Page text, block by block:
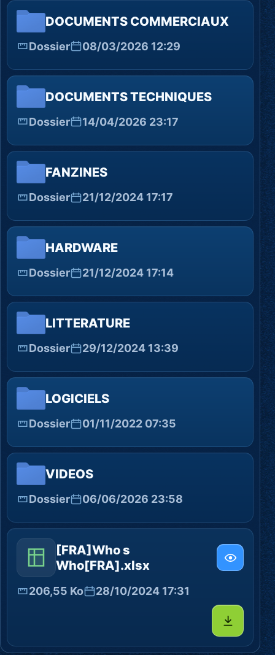
DOCUMENTS COMMERCIAUX
Dossier 08/03/2026 12:29
DOCUMENTS TECHNIQUES
Dossier 14/04/2026 23:17
FANZINES
Dossier 21/12/2024 17:17
HARDWARE
Dossier 21/12/2024 17:14
LITTERATURE
Dossier 29/12/2024 13:39
LOGICIELS
Dossier 01/11/2022 07:35
VIDEOS
Dossier 06/06/2026 23:58
[FRA]Who s
Who[FRA].xlsx
206,55 Ko 28/10/2024 17:31